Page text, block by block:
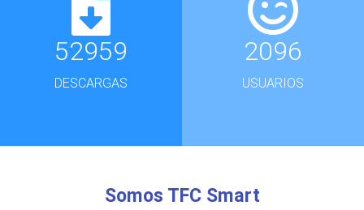
52959
DESCARGAS
2096
USUARIOS
Somos TFC Smart